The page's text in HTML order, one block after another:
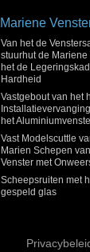
Mariene
Van het de
stuurhut de
het de
Hardheid
Vastgebout van het
het
Vast Modelscuttle
Marien Schepen
Venster met
Scheepsruiten met
gespeld glas